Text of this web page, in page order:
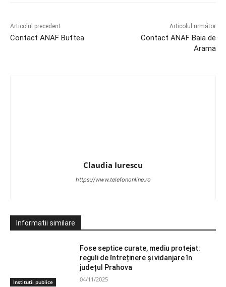
Articolul precedent
Contact ANAF Buftea
Articolul următor
Contact ANAF Baia de
Arama
Claudia Iurescu
https://www.telefononline.ro
Informatii similare
Institutii publice
Fose septice curate, mediu protejat:
reguli de întreținere și vidanjare în
județul Prahova
04/11/2025